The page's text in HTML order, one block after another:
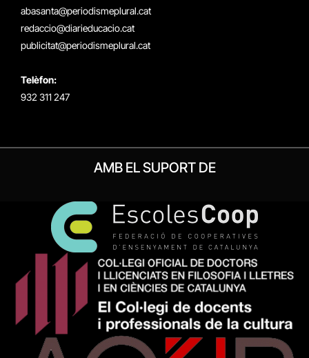
abasanta@periodismeplural.cat
redaccio@diarieducacio.cat
publicitat@periodismeplural.cat
Telèfon:
932 311 247
AMB EL SUPORT DE